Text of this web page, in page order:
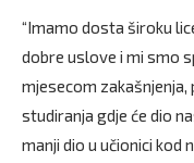
“Imamo dosta široku
dobre uslove i mi smo
mjesecom zakašnjenja,
studiranja gdje će dio
manji dio u učionici kod